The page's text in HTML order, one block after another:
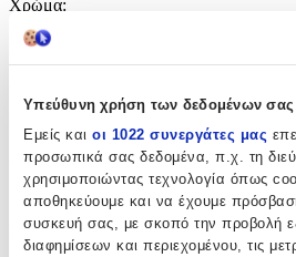
Υπεύθυνη χρήση των δεδομένων σας
Εμείς και οι 1022 συνεργάτες μας
προσωπικά σας δεδομένα, π.χ. τη
χρησιμοποιώντας τεχνολογία όπως
αποθηκεύουμε και να έχουμε
συσκευή σας, με σκοπό την προβολή
διαφημίσεων και περιεχομένου, τις
Χρώμα:
Χειροποίητο:
Όχι
Κατασκευαστής :